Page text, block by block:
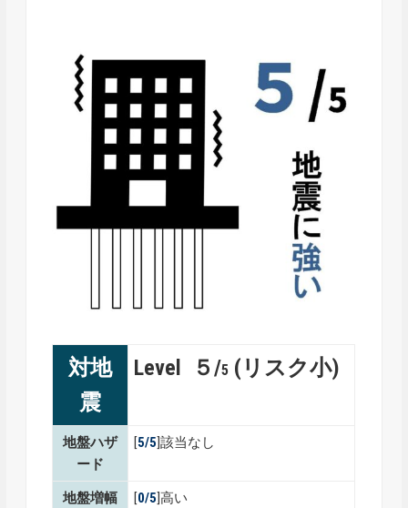
対地
震
Level ５/5 (リスク小)
地盤ハザ
ード
[5/5 ]該当なし
地盤増幅
[0/5 ]高い